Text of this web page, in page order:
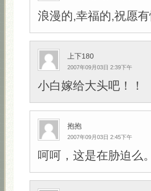
浪漫的,幸福的,祝愿有
上下180
2007年09月03日 2:39下午
小白嫁给大头吧！！
抱抱
2007年09月03日 2:45下午
呵呵，这是在胁迫么